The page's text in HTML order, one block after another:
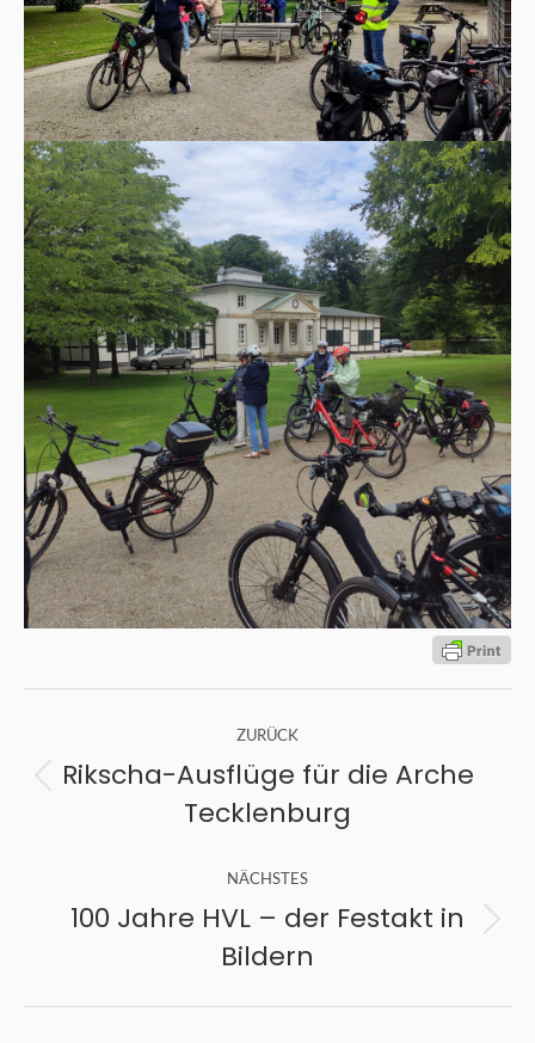
ZURÜCK
Vorheriger
Beitrag:
Rikscha-Ausflüge für die Arche
Tecklenburg
NÄCHSTES
Nächster
Beitrag:
100 Jahre HVL – der Festakt in
Bildern